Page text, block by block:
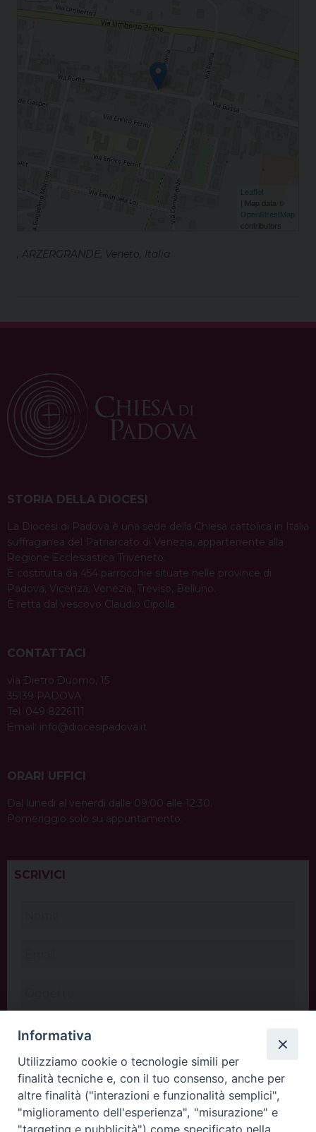
Leaflet
| Map data ©
OpenStreetMap
contributors
, ARZERGRANDE, Veneto, Italia
STORIA DELLA DIOCESI
La Diocesi di Padova è una sede della Chiesa cattolica in Italia
suffraganea del Patriarcato di Venezia, appartenente alla
Regione Ecclesiastica Triveneto.
È costituita da 454 parrocchie situate nelle province di
Padova, Vicenza, Venezia, Treviso, Belluno.
È retta dal vescovo Claudio Cipolla.
CONTATTACI
via Dietro Duomo, 15
35139 PADOVA
Tel. 049 8226111
Email: info@diocesipadova.it
ORARI UFFICI
Dal lunedì al venerdì dalle 09:00 alle 12:30.
Pomeriggio solo su appuntamento.
SCRIVICI
Informativa
Utilizziamo cookie o tecnologie simili per
finalità tecniche e, con il tuo consenso, anche per
altre finalità ("interazioni e funzionalità semplici",
"miglioramento dell'esperienza", "misurazione" e